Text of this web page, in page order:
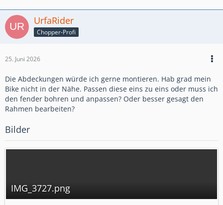
UrfaRider
Chopper-Profi
25. Juni 2026
Die Abdeckungen würde ich gerne montieren. Hab grad mein
Bike nicht in der Nähe. Passen diese eins zu eins oder muss ich
den fender bohren und anpassen? Oder besser gesagt den
Rahmen bearbeiten?
Bilder
IMG_3727.png